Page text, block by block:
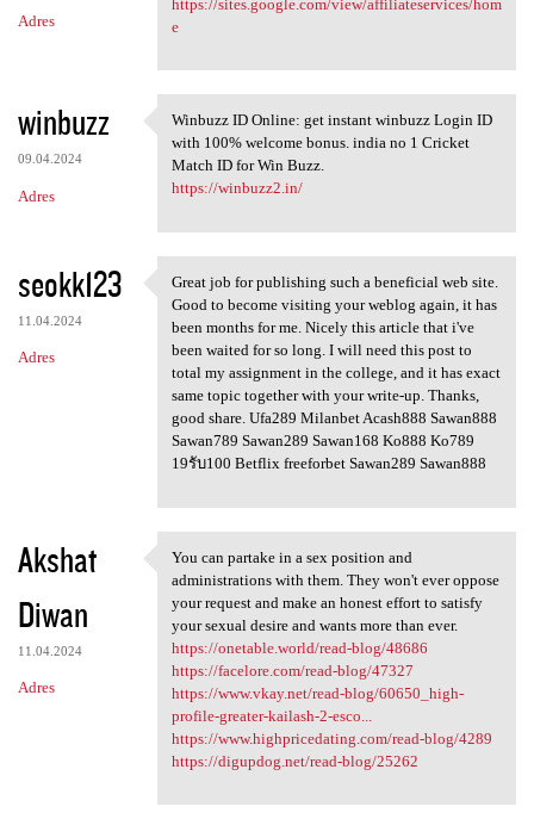
Adres
https://sites.google.com/view/affiliateservices/hom
e
winbuzz
09.04.2024
Adres
Winbuzz ID Online: get
Winbuzz ID Online: get instant winbuzz Login ID
with 100% welcome bonus. india no 1 Cricket
Match ID for Win Buzz.
https://winbuzz2.in/
seokk123
11.04.2024
Adres
Great job for publishing such
Great job for publishing such a beneficial web site.
Good to become visiting your weblog again, it has
been months for me. Nicely this article that i've
been waited for so long. I will need this post to
total my assignment in the college, and it has exact
same topic together with your write-up. Thanks,
good share. Ufa289 Milanbet Acash888 Sawan888
Sawan789 Sawan289 Sawan168 Ko888 Ko789
19รับ100 Betflix freeforbet Sawan289 Sawan888
Akshat
Diwan
11.04.2024
Adres
You can partake in a sex
You can partake in a sex position and
administrations with them. They won't ever oppose
your request and make an honest effort to satisfy
your sexual desire and wants more than ever.
https://onetable.world/read-blog/48686
https://facelore.com/read-blog/47327
https://www.vkay.net/read-blog/60650_high-
profile-greater-kailash-2-esco...
https://www.highpricedating.com/read-blog/4289
https://digupdog.net/read-blog/25262